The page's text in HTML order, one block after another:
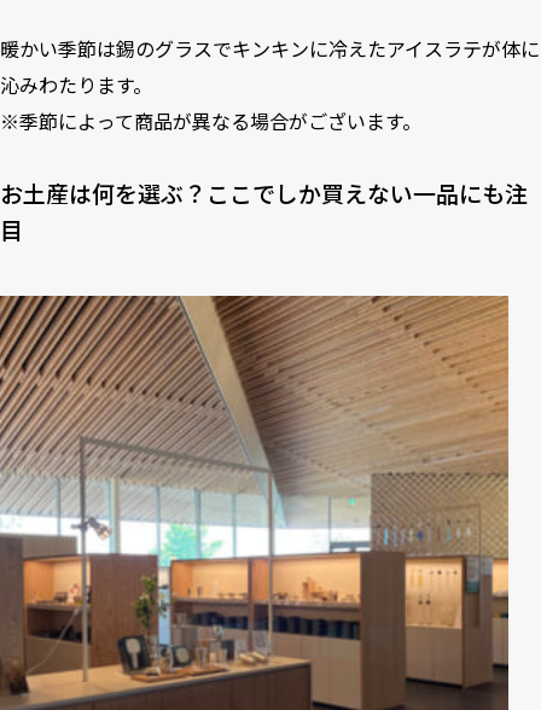
暖かい季節は錫のグラスでキンキンに冷えたアイスラテが体に
沁みわたります。
※季節によって商品が異なる場合がございます。
お土産は何を選ぶ？ここでしか買えない一品にも注
目